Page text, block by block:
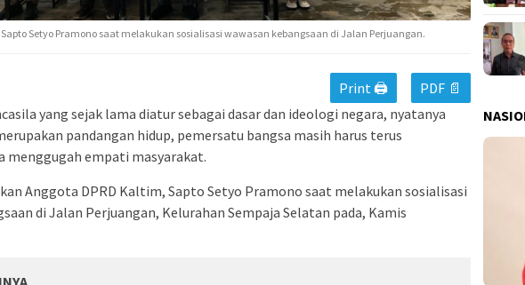
Setyo Pramono saat melakukan sosialisasi wawasan kebangsaan di Jalan Perjuangan.
Print 🖨
PDF 📄
yang sejak lama diatur sebagai dasar dan ideologi negara, nyatanya
pandangan hidup, pemersatu bangsa masih harus terus
menggugah empati masyarakat.
Anggota DPRD Kaltim, Sapto Setyo Pramono saat melakukan sosialisasi
di Jalan Perjuangan, Kelurahan Sempaja Selatan pada, Kamis